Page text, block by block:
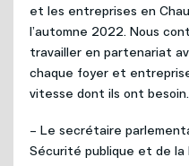
et les entreprises en
l’automne 2022. Nous
travailler en partenariat
chaque foyer et
vitesse dont ils ont
– Le secrétaire
Sécurité publique et de